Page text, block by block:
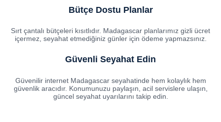
Bütçe Dostu Planlar
Sırt çantalı bütçeleri kısıtlıdır. Madagascar planlarımız gizli ücret
içermez, seyahat etmediğiniz günler için ödeme yapmazsınız.
Güvenli Seyahat Edin
Güvenilir internet Madagascar seyahatinde hem kolaylık hem
güvenlik aracıdır. Konumunuzu paylaşın, acil servislere ulaşın,
güncel seyahat uyarılarını takip edin.